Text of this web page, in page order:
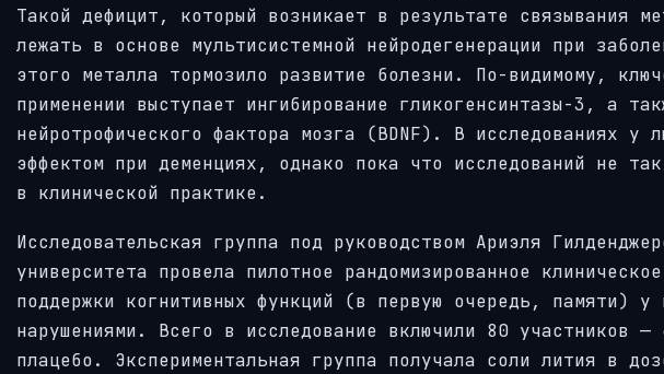
Такой дефицит, который возникает в результате связывания
лежать в основе мультисистемной нейродегенерации при
этого металла тормозило развитие болезни. По-видимому,
применении выступает ингибирование гликогенсинтазы-3, а
нейротрофического фактора мозга (BDNF). В исследованиях у
эффектом при деменциях, однако пока что исследований не
в клинической практике.
Исследовательская группа под руководством Ариэля
университета провела пилотное рандомизированное
поддержки когнитивных функций (в первую очередь, памяти) у
нарушениями. Всего в исследование включили 80 участников
плацебо. Экспериментальная группа получала соли лития в